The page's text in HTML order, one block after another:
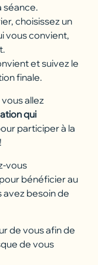
séance.
choisissez un
vous convient,
et suivez le
finale.
allez
qui
participer à la
vous
bénéficier au
avez besoin de
de vous afin de
de vous